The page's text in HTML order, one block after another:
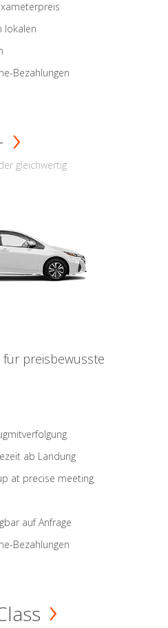
lokalen
Bezahlungen
gleichwertig
für preisbewusste
ab Landung
at precise meeting
auf Anfrage
Bezahlungen